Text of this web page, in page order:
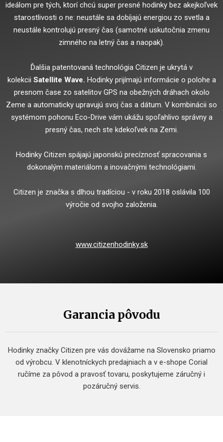
ideálom pre tých, ktorí chcú super presné hodinky bez akejkoľvek
starostlivosti o ne: neustále sa dobíjajú energiou zo svetla a
neustále kontrolujú presný čas (samotné uskutočnia zmenu
zimného na letný čas a naopak).
Ďalšia patentovaná technológia Citizen je ukrytá v
kolekcii Satellite Wave. Hodinky prijímajú informácie o polohe a
presnom čase zo satelitov GPS na obežných dráhach okolo
Zeme a automaticky upravujú svoj čas a dátum. V kombinácii so
systémom pohonu Eco-Drive vám ukážu spoľahlivo správny a
presný čas, nech ste kdekoľvek na Zemi.
Hodinky Citizen spájajú japonskú precíznosť spracovania s
dokonalým materiálom a inovačnými technológiami.
Citizen je značka s dlhou tradíciou - v roku 2018 oslávila 100
výročie od svojho založenia.
www.citizenhodinky.sk
Garancia pôvodu
Hodinky značky Citizen pre vás dovážame na Slovensko priamo
od výrobcu. V klenotníckych predajniach a v e-shope Corial
ručíme za pôvod a pravosť tovaru, poskytujeme záručný i
pozáručný servis.